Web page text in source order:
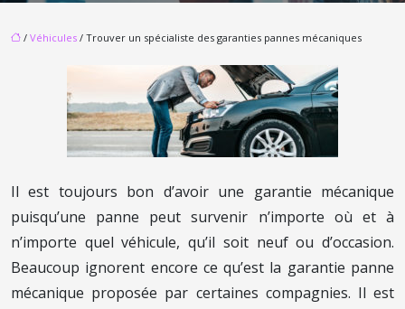
/ Véhicules / Trouver un spécialiste des garanties pannes mécaniques
Il est toujours bon d’avoir une garantie mécanique
puisqu’une panne peut survenir n’importe où et à
n’importe quel véhicule, qu’il soit neuf ou d’occasion.
Beaucoup ignorent encore ce qu’est la garantie panne
mécanique proposée par certaines compagnies. Il est